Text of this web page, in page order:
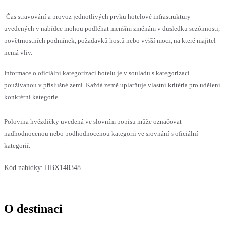
Čas stravování a provoz jednotlivých prvků hotelové infrastruktury
uvedených v nabídce mohou podléhat menším změnám v důsledku sezónnosti,
povětrnostních podmínek, požadavků hostů nebo vyšší moci, na které majitel
nemá vliv.
Informace o oficiální kategorizaci hotelu je v souladu s kategorizací
používanou v příslušné zemi. Každá země uplatňuje vlastní kritéria pro udělení
konkrétní kategorie.
Polovina hvězdičky uvedená ve slovním popisu může označovat
nadhodnocenou nebo podhodnocenou kategorii ve srovnání s oficiální
kategorií.
Kód nabídky: HBX148348
O destinaci